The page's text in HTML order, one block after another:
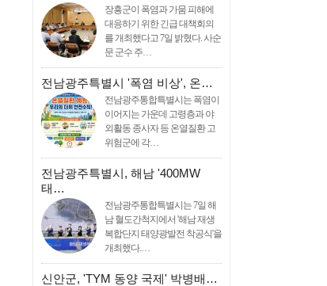
장흥군이 폭염과 가뭄 피해에
대응하기 위한 긴급 대책회의
를 개최했다고 7일 밝혔다. 사순
문 군수 주…
전남광주특별시 '폭염 비상', 온…
전남광주통합특별시는 폭염이
이어지는 가운데 고령층과 야
외활동 종사자 등 온열질환 고
위험군에 각…
전남광주특별시, 해남 '400MW
태…
전남광주통합특별시는 7일 해
남 혈도간척지에서 '해남 재생
복합단지 태양광발전 착공식'을
개최했다.…
신안군, 'TYM 동양 국제' 박병배…